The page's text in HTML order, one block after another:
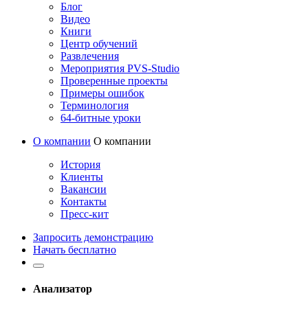
Блог
Видео
Книги
Центр обучений
Развлечения
Мероприятия PVS-Studio
Проверенные проекты
Примеры ошибок
Терминология
64-битные уроки
О компании О компании
История
Клиенты
Вакансии
Контакты
Пресс-кит
Запросить демонстрацию
Начать бесплатно
Анализатор